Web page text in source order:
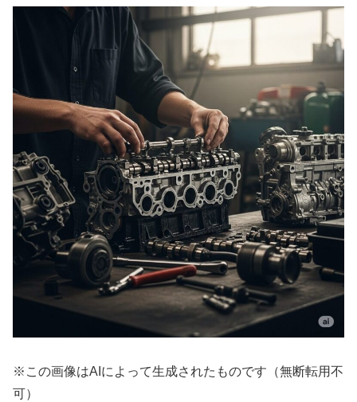
※この画像はAIによって生成されたものです（無断転用不
可）